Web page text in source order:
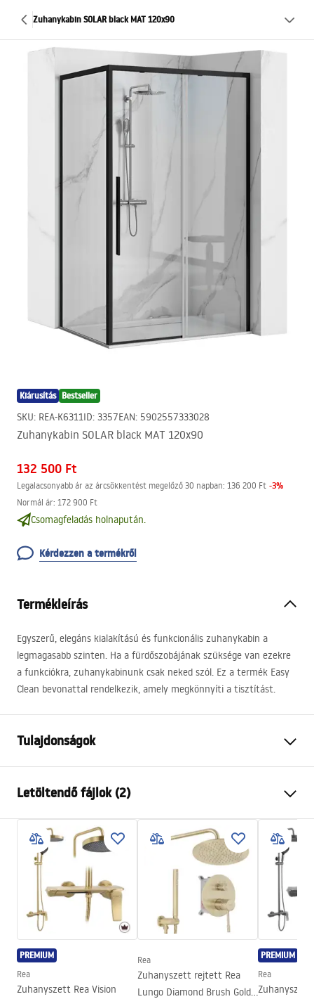
Zuhanykabin SOLAR black MAT 120x90
Kiárusítás Bestseller
SKU: REA-K6311ID: 3357EAN: 5902557333028
Zuhanykabin SOLAR black MAT 120x90
132 500 Ft
Legalacsonyabb ár az árcsökkentést megelőző 30 napban: 136 200 Ft -3%
Normál ár: 172 900 Ft
Csomagfeladás holnapután.
Kérdezzen a termékről
Termékleírás
Egyszerű, elegáns kialakítású és funkcionális zuhanykabin a
legmagasabb szinten. Ha a fürdőszobájának szüksége van ezekre
a funkciókra, zuhanykabinunk csak neked szól. Ez a termék Easy
Clean bevonattal rendelkezik, amely megkönnyíti a tisztítást.
Tulajdonságok
Szín
Kabin típusa
Sarok
Az üveg színe
Átlátszó 6mm
A nyitás módja
Tolható
Összeszerelés
A zuhanytálcán vagy a padlón
Magasság
1950
mm
A kabin iránya
Univerzális
Garancia
Letöltendő fájlok (2)
Garanciális feltételek
Warranty_Terms_and_Conditions_-
_Shower_Doors__Enclosures__Panels__Bath_Screens_-
_24.pdf
Biztonsági információk
Safety_Information_Shower_Enclosure.pdf
PREMIUM
Rea
Zuhanyszett Rea Vision
Rea
Zuhanyszett rejtett Rea
Lungo Diamond Brush Gold
PREMIUM
Rea
Zuhanyszett